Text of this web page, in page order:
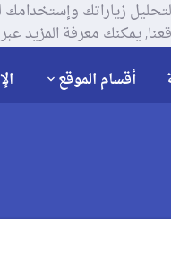
يمكنك معرفة المزيد
أقسام الموقع